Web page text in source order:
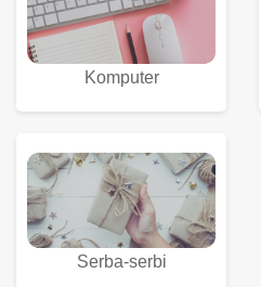
Komputer
Serba-serbi